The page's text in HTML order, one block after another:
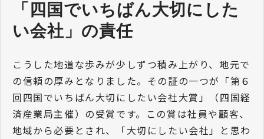
「四国でいちばん大切にした
い会社」の責任
こうした地道な歩みが少しずつ積み上がり、地元で
の信頼の厚みとなりました。その証の一つが「第６
回四国でいちばん大切にしたい会社大賞」（四国経
済産業局主催）の受賞です。この賞は社員や顧客、
地域から必要とされ、「大切にしたい会社」と思わ